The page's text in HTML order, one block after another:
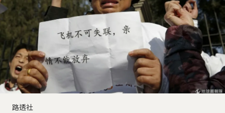
路透社